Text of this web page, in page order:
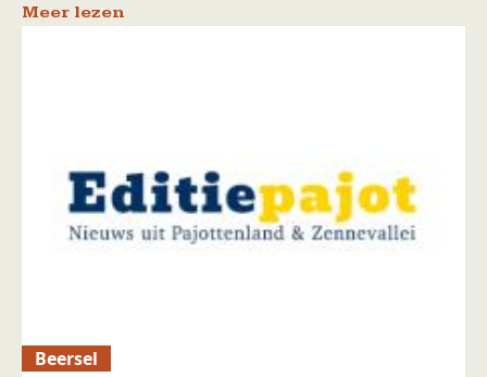
Meer lezen
Beersel